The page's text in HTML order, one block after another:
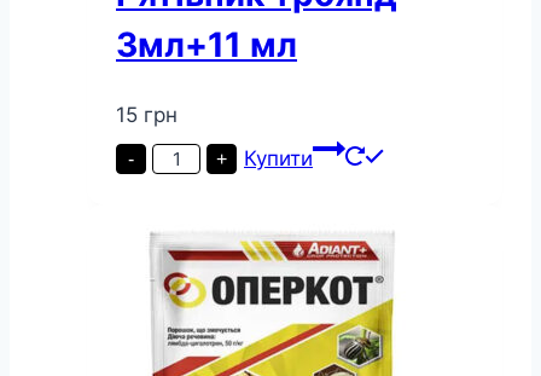
3мл+11 мл
15 грн
-
Рятiвник
троянд
кількість
+ Купити